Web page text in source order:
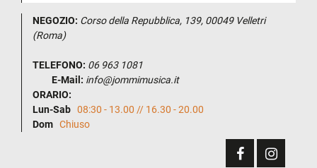
NEGOZIO: Corso della Repubblica, 139, 00049 Velletri
(Roma)
TELEFONO: 06 963 1081
E-Mail: info@jommimusica.it
ORARIO:
Lun-Sab 08:30 - 13.00 // 16.30 - 20.00
Dom Chiuso